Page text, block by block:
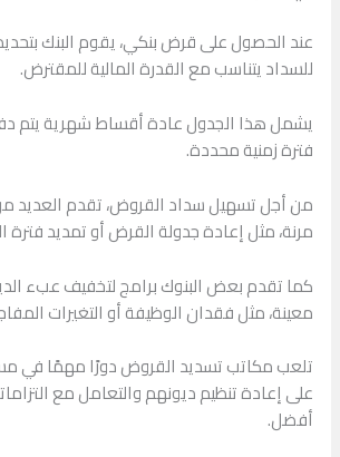
عند الحصول على قرض بنكي، يقوم البنك
للسداد يتناسب مع القدرة المالية للمقترض.
يشمل هذا الجدول عادة أقساط شهرية يتم
فترة زمنية محددة.
من أجل تسهيل سداد القروض، تقدم العديد من
مرنة، مثل إعادة جدولة القرض أو تمديد فترة
كما تقدم بعض البنوك برامج لتخفيف عبء
معينة، مثل فقدان الوظيفة أو التغيرات
تلعب مكاتب تسديد القروض دورًا مهمًا في
على إعادة تنظيم ديونهم والتعامل مع
أفضل.